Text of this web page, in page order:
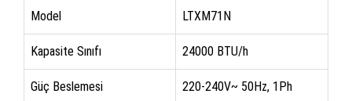
Model LTXM71N
Kapasite Sınıfı 24000 BTU/h
Güç Beslemesi 220-240V~ 50Hz, 1Ph